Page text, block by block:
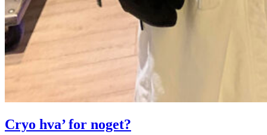
Cryo hva’ for noget?